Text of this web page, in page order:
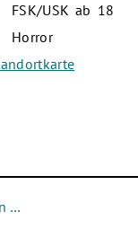
FSK/USK ab 18
Horror
…